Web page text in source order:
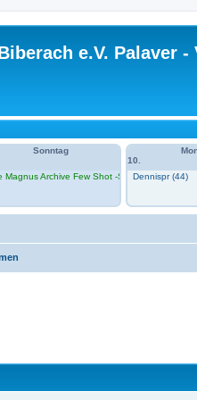
e.V. Palaver -
Sonntag
Magnus Archive Few Shot -Session 1 im VH
10.
Dennispr (44)